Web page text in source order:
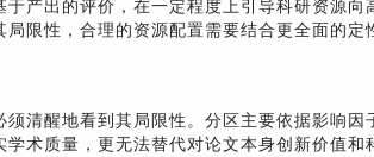
于产出的评价，在一定程度上引导科研资源
限性，合理的资源配置需要结合更全面的定
清醒地看到其局限性。分区主要依据影响因
术质量，更无法替代对论文本身创新价值和